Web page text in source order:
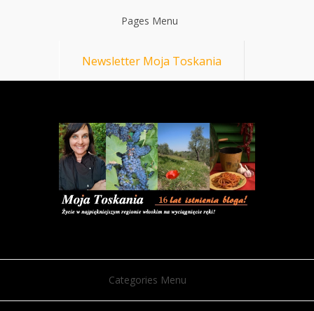
Pages Menu
Newsletter Moja Toskania
Categories Menu